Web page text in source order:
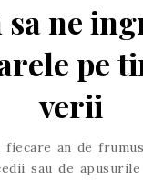
sa ne
pe
verii
fiecare an de
sau de